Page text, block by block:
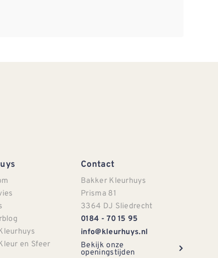
en Sfeer
Contact
Bakker Kleurhuys
Prisma 81
3364 DJ Sliedrecht
0184 - 70 15 95
info@kleurhuys.nl
Bekijk onze
openingstijden